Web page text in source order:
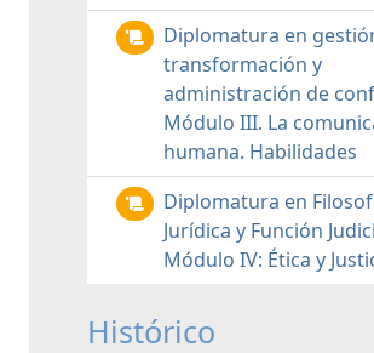
Diplomatura en
transformación y
administración de
Módulo III. La
humana. Habilidades
Diplomatura en
Jurídica y Función
Módulo IV: Ética y
Histórico